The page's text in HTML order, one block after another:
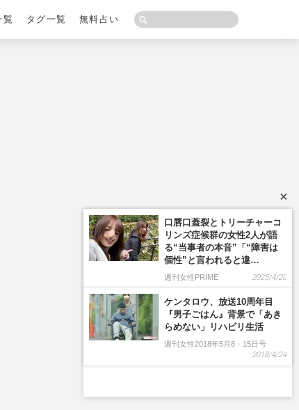
覧 タグ一覧 無料占い
×
口唇口蓋裂とトリーチャーコ
リンズ症候群の女性2人が語
る“当事者の本音”「“障害は
個性”と言われると違…
週刊女性PRIME 2025/4/20
ケンタロウ、放送10周年目
『男子ごはん』背景で「あき
らめない」リハビリ生活
週刊女性2018年5月8・15日号
2018/4/24